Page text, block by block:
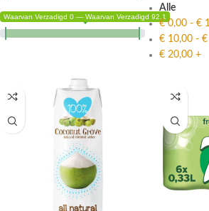
Waarvan Verzadigd 0 — Waarvan Verzadigd 92.1
Alle
€0,00 - €
€ 10,00 - €
€ 20,00 +